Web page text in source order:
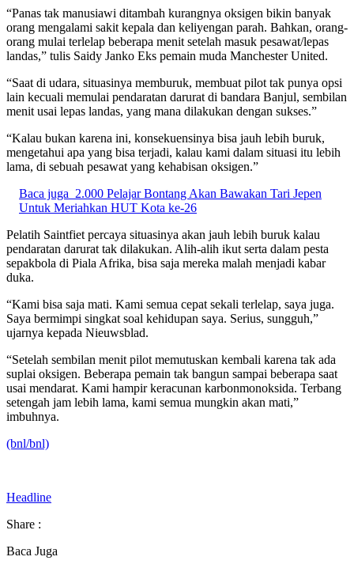
“Panas tak manusiawi ditambah kurangnya oksigen bikin banyak
orang mengalami sakit kepala dan keliyengan parah. Bahkan, orang-
orang mulai terlelap beberapa menit setelah masuk pesawat/lepas
landas,” tulis Saidy Janko Eks pemain muda Manchester United.
“Saat di udara, situasinya memburuk, membuat pilot tak punya opsi
lain kecuali memulai pendaratan darurat di bandara Banjul, sembilan
menit usai lepas landas, yang mana dilakukan dengan sukses.”
“Kalau bukan karena ini, konsekuensinya bisa jauh lebih buruk,
mengetahui apa yang bisa terjadi, kalau kami dalam situasi itu lebih
lama, di sebuah pesawat yang kehabisan oksigen.”
Baca juga 2.000 Pelajar Bontang Akan Bawakan Tari Jepen
Untuk Meriahkan HUT Kota ke-26
Pelatih Saintfiet percaya situasinya akan jauh lebih buruk kalau
pendaratan darurat tak dilakukan. Alih-alih ikut serta dalam pesta
sepakbola di Piala Afrika, bisa saja mereka malah menjadi kabar
duka.
“Kami bisa saja mati. Kami semua cepat sekali terlelap, saya juga.
Saya bermimpi singkat soal kehidupan saya. Serius, sungguh,”
ujarnya kepada Nieuwsblad.
“Setelah sembilan menit pilot memutuskan kembali karena tak ada
suplai oksigen. Beberapa pemain tak bangun sampai beberapa saat
usai mendarat. Kami hampir keracunan karbonmonoksida. Terbang
setengah jam lebih lama, kami semua mungkin akan mati,”
imbuhnya.
(bnl/bnl)
Headline
Share :
Baca Juga